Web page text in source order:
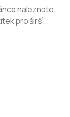
naleznete
pro širší